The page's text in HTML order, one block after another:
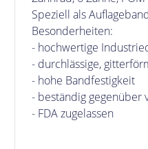
Speziell als
Besonderheiten:
- hochwertige
- durchlässige,
- hohe Bandfestigkeit
- beständig gegenüber
- FDA zugelassen